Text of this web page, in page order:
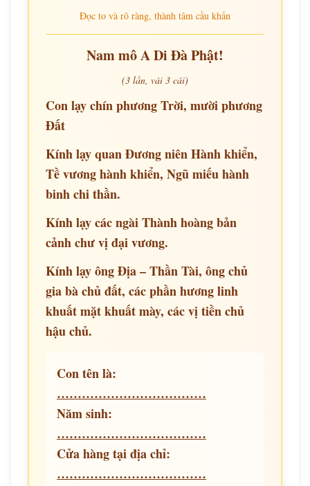
Đọc to và rõ ràng, thành tâm cầu khấn
Nam mô A Di Đà Phật!
(3 lần, vái 3 cái)
Con lạy chín phương Trời, mười phương
Đất
Kính lạy quan Đương niên Hành khiển,
Tề vương hành khiển, Ngũ miếu hành
binh chi thần.
Kính lạy các ngài Thành hoàng bản
cảnh chư vị đại vương.
Kính lạy ông Địa – Thần Tài, ông chủ
gia bà chủ đất, các phần hương linh
khuất mặt khuất mày, các vị tiền chủ
hậu chủ.
Con tên là:
………………………………
Năm sinh:
………………………………
Cửa hàng tại địa chỉ:
………………………………